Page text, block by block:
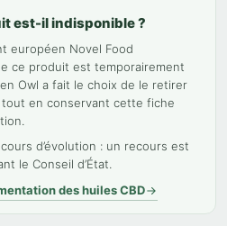
est-il indisponible ?
européen Novel Food
ce produit est temporairement
Owl a fait le choix de le retirer
en conservant cette fiche
d’évolution : un recours est
le Conseil d’État.
des huiles CBD